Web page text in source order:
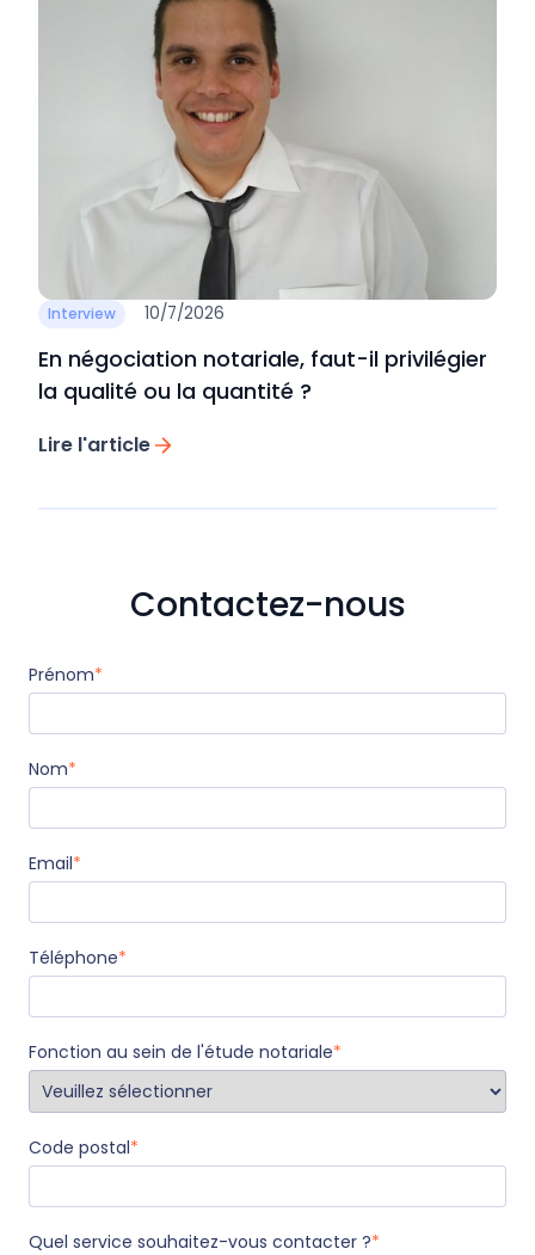
Interview 10/7/2026
En négociation notariale, faut-il privilégier
la qualité ou la quantité ?
Lire l'article
Contactez-nous
Prénom*
Nom*
Email*
Téléphone*
Fonction au sein de l'étude notariale*
Code postal*
Quel service souhaitez-vous contacter ?*